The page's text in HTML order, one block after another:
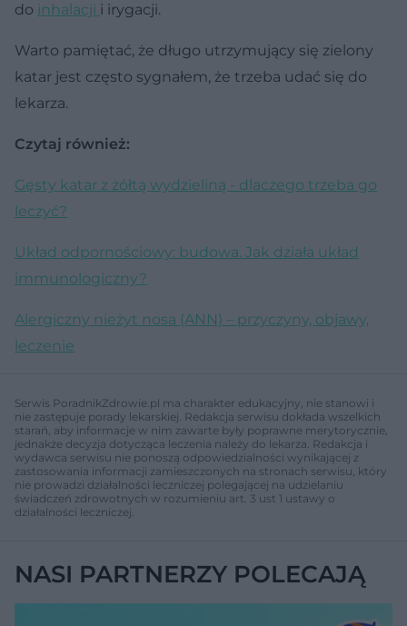
do inhalacji i irygacji.
Warto pamiętać, że długo utrzymujący się zielony
katar jest często sygnałem, że trzeba udać się do
lekarza.
Czytaj również:
Gęsty katar z żółtą wydzieliną - dlaczego trzeba go
leczyć?
Układ odpornościowy: budowa. Jak działa układ
immunologiczny?
Alergiczny nieżyt nosa (ANN) – przyczyny, objawy,
leczenie
Serwis PoradnikZdrowie.pl ma charakter edukacyjny, nie stanowi i
nie zastępuje porady lekarskiej. Redakcja serwisu dokłada wszelkich
starań, aby informacje w nim zawarte były poprawne merytorycznie,
jednakże decyzja dotycząca leczenia należy do lekarza. Redakcja i
wydawca serwisu nie ponoszą odpowiedzialności wynikającej z
zastosowania informacji zamieszczonych na stronach serwisu, który
nie prowadzi działalności leczniczej polegającej na udzielaniu
świadczeń zdrowotnych w rozumieniu art. 3 ust 1 ustawy o
działalności leczniczej.
NASI PARTNERZY POLECAJĄ